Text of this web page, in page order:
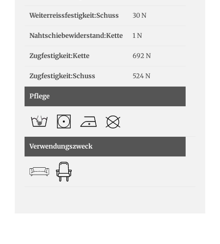
Weiterreissfestigkeit:Schuss 30 N
Nahtschiebewiderstand:Kette 1 N
Zugfestigkeit:Kette 692 N
Zugfestigkeit:Schuss 524 N
Pflege
Verwendungszweck